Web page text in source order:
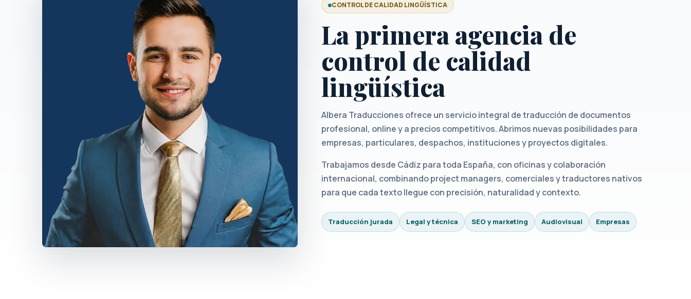
CONTROL DE CALIDAD LINGÜÍSTICA
La primera agencia de
control de calidad
lingüística
Albera Traducciones ofrece un servicio integral de traducción de documentos
profesional, online y a precios competitivos. Abrimos nuevas posibilidades para
empresas, particulares, despachos, instituciones y proyectos digitales.
Trabajamos desde Cádiz para toda España, con oficinas y colaboración
internacional, combinando project managers, comerciales y traductores nativos
para que cada texto llegue con precisión, naturalidad y contexto.
Traducción jurada Legal y técnica SEO y marketing Audiovisual Empresas